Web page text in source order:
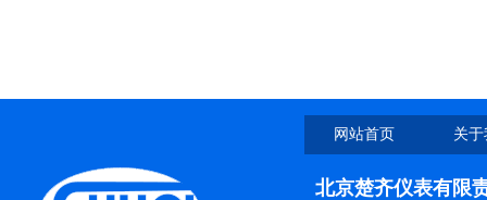
网站首页 关
北京楚齐仪表有限